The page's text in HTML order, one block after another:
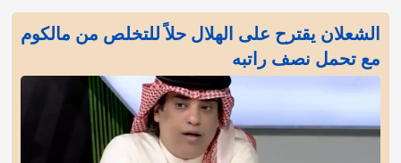
الشعلان يقترح على الهلال حلاً للتخلص من مالكوم
مع تحمل نصف راتبه